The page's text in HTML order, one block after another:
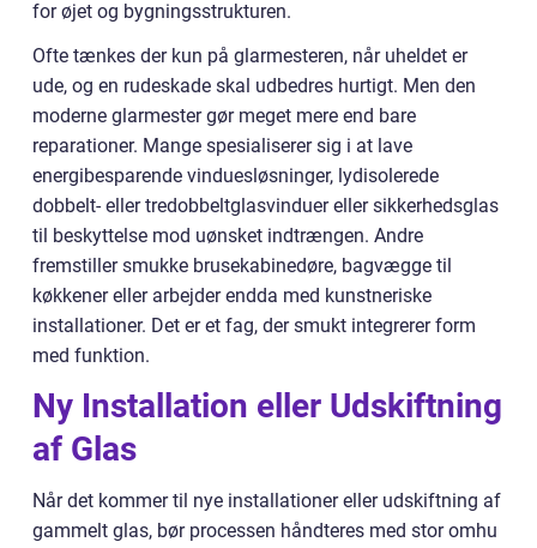
for øjet og bygningsstrukturen.
Ofte tænkes der kun på glarmesteren, når uheldet er
ude, og en rudeskade skal udbedres hurtigt. Men den
moderne glarmester gør meget mere end bare
reparationer. Mange spesialiserer sig i at lave
energibesparende vinduesløsninger, lydisolerede
dobbelt- eller tredobbeltglasvinduer eller sikkerhedsglas
til beskyttelse mod uønsket indtrængen. Andre
fremstiller smukke brusekabinedøre, bagvægge til
køkkener eller arbejder endda med kunstneriske
installationer. Det er et fag, der smukt integrerer form
med funktion.
Ny Installation eller Udskiftning
af Glas
Når det kommer til nye installationer eller udskiftning af
gammelt glas, bør processen håndteres med stor omhu